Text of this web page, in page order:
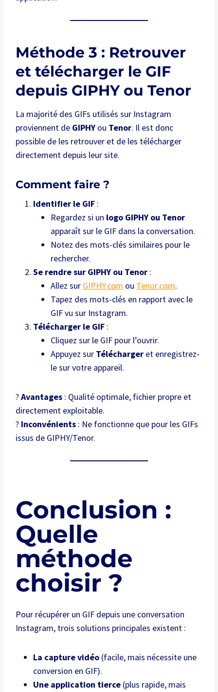
Méthode 3 : Retrouver
et télécharger le GIF
depuis GIPHY ou Tenor
La majorité des GIFs utilisés sur Instagram
proviennent de GIPHY ou Tenor. Il est donc
possible de les retrouver et de les télécharger
directement depuis leur site.
Comment faire ?
Identifier le GIF :
Regardez si un logo GIPHY ou Tenor
apparaît sur le GIF dans la conversation.
Notez des mots-clés similaires pour le
rechercher.
Se rendre sur GIPHY ou Tenor :
Allez sur GIPHY.com ou Tenor.com.
Tapez des mots-clés en rapport avec le
GIF vu sur Instagram.
Télécharger le GIF :
Cliquez sur le GIF pour l’ouvrir.
Appuyez sur Télécharger et enregistrez-
le sur votre appareil.
?Avantages : Qualité optimale, fichier propre et
directement exploitable.
? Inconvénients : Ne fonctionne que pour les GIFs
issus de GIPHY/Tenor.
Conclusion :
Quelle
méthode
choisir ?
Pour récupérer un GIF depuis une conversation
Instagram, trois solutions principales existent :
La capture vidéo (facile, mais nécessite une
conversion en GIF).
Une application tierce (plus rapide, mais